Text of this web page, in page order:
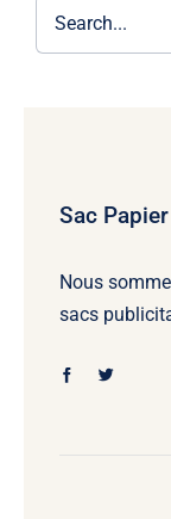
Sac
Nous
sacs